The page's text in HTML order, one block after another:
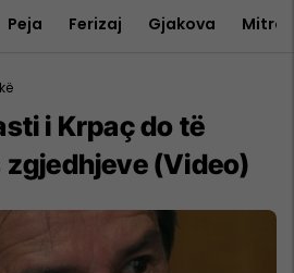
Peja Ferizaj Gjakova
i Krpaç do të
(Video)